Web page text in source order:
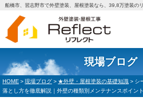
船橋市、習志野市で外壁塗装、屋根塗装なら、39,8万塗装の
現場ブログ
HOME > 現場ブログ > ★外壁・屋根塗装の基礎知識 > シ
落とし方を徹底解説｜外壁の種類別メンテナンスポイン